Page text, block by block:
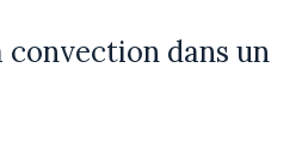
dans un